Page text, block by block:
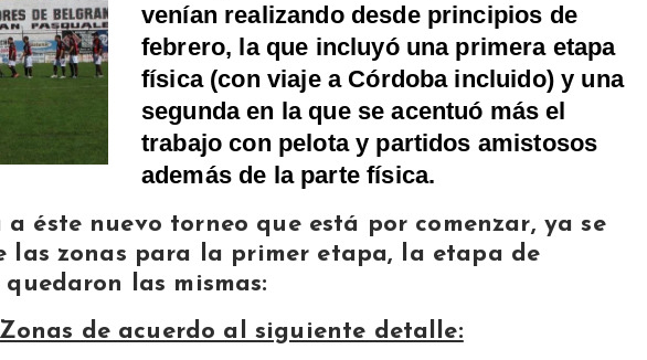
venían realizando desde principios de
febrero, la que incluyó una primera etapa
física (con viaje a Córdoba incluido) y una
segunda en la que se acentuó más el
trabajo con pelota y partidos amistosos
además de la parte física.
éste nuevo torneo que está por comenzar, ya se
las zonas para la primer etapa, la etapa de
las mismas:
de acuerdo al siguiente detalle: